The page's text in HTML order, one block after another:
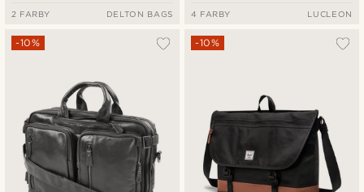
2 FARBY DELTON BAGS 4 FARBY LUCLEON
-10% -10%